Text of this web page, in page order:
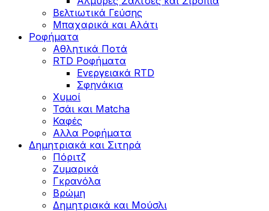
Bελτιωτικά Γεύσης
Μπαχαρικά και Αλάτι
Ροφήματα
Αθλητικά Ποτά
RTD Ροφήματα
Ενεργειακά RTD
Σφηνάκια
Χυμοί
Τσάι και Matcha
Καφές
Αλλα Ροφήματα
Δημητριακά και Σιτηρά
Πόριτζ
Ζυμαρικά
Γκρανόλα
Βρώμη
Δημητριακά και Μούσλι